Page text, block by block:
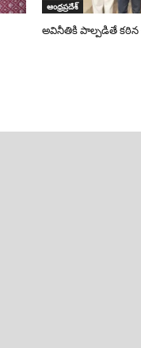
ఆంధ్రప్రదేశ్
అవినీతికి పాల్పడితే కఠిన